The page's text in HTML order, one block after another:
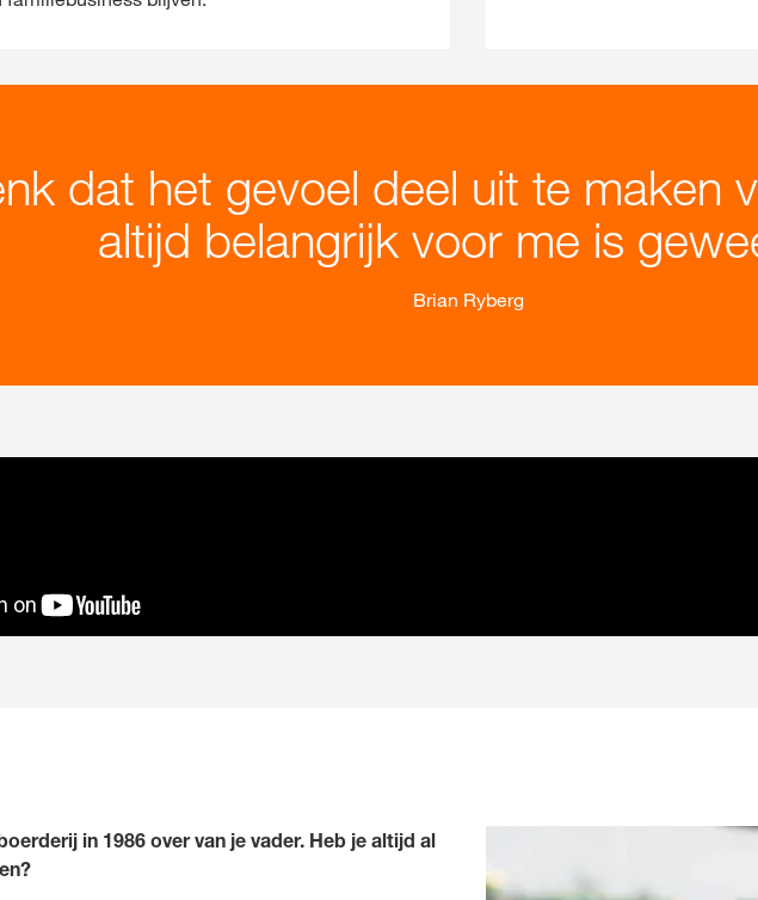
dat het gevoel deel uit te maken
altijd belangrijk voor me is
Brian Ryberg
in 1986 over van je vader. Heb je altijd al